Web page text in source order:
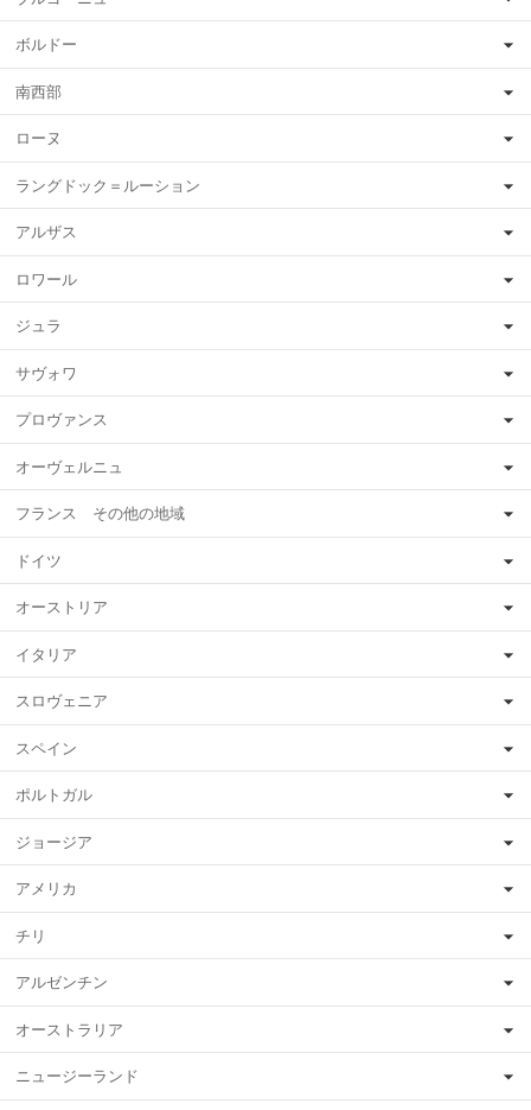
ボルドー
南西部
ローヌ
ラングドック＝ルーション
アルザス
ロワール
ジュラ
サヴォワ
プロヴァンス
オーヴェルニュ
フランス その他の地域
ドイツ
オーストリア
イタリア
スロヴェニア
スペイン
ポルトガル
ジョージア
アメリカ
チリ
アルゼンチン
オーストラリア
ニュージーランド